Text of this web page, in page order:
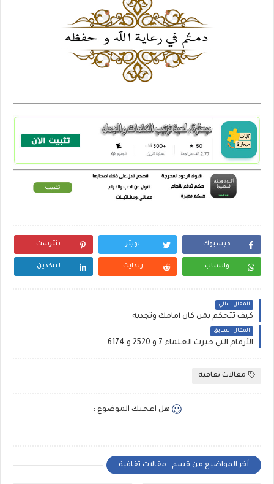
فيسبوك تويتر بنترست
واتساب ريدايت لينكدين
المقال التالي
كيف تتحكم بمن كان أمامك وتجدبه
المقال السابق
الأرقام التي حيرت العلماء 7 و 2520 و 6174
مقالات ثقافية
هل اعجبك الموضوع :
أخر المواضيع من قسم : مقالات ثقافية